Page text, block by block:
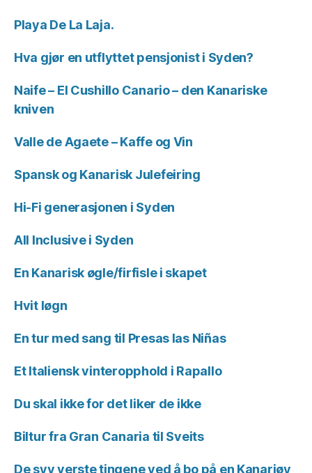
Playa De La Laja.
Hva gjør en utflyttet pensjonist i Syden?
Naife – El Cushillo Canario – den Kanariske
kniven
Valle de Agaete – Kaffe og Vin
Spansk og Kanarisk Julefeiring
Hi-Fi generasjonen i Syden
All Inclusive i Syden
En Kanarisk øgle/firfisle i skapet
Hvit løgn
En tur med sang til Presas las Niñas
Et Italiensk vinteropphold i Rapallo
Du skal ikke for det liker de ikke
Biltur fra Gran Canaria til Sveits
De syv verste tingene ved å bo på en Kanariøy